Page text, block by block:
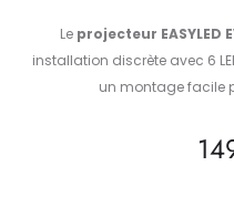
Le projecteur EASYLED
installation discrète avec 6
un montage facile